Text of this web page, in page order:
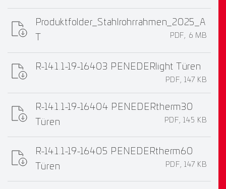
Produktfolder_Stahlrohrrahmen_2025_A
PDF, 6 MB
R-14.1.1-19-16403 PENEDERlight Türen
PDF, 147 KB
R-14.1.1-19-16404 PENEDERtherm30
Türen
PDF, 145 KB
R-14.1.1-19-16405 PENEDERtherm60
Türen
PDF, 147 KB